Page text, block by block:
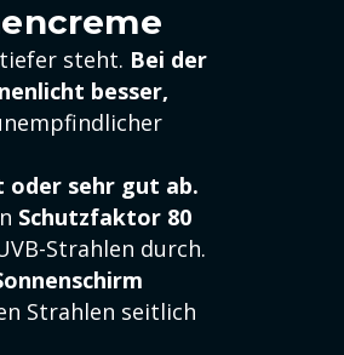
steht. Bei der
besser,
sehr gut ab.
Schutzfaktor 80
Strahlen durch.
Strahlen seitlich